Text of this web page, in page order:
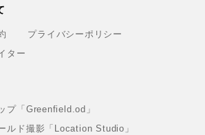
プライバシーポリシー
ター
プ「Greenfield.od」
ルド撮影「Location Studio」